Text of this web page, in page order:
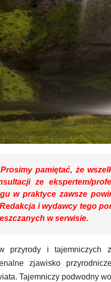
Prosimy pamiętać, że
ze ekspertem/
w praktyce zawsze
i wydawcy tego
w serwisie.
przyrody i tajemniczych
zjawisko
Tajemniczy podwodny